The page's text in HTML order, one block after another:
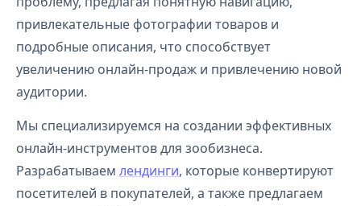
привлекательные фотографии товаров и
подробные описания, что способствует
увеличению онлайн-продаж и привлечению новой
аудитории.
Мы специализируемся на создании эффективных
онлайн-инструментов для зообизнеса.
Разрабатываем лендинги, которые конвертируют
посетителей в покупателей, а также предлагаем